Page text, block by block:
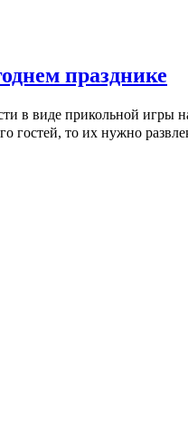
празднике
в виде прикольной игры
гостей, то их нужно